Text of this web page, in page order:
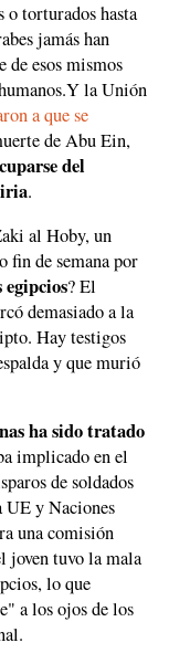
o torturados hasta
jamás han
de esos mismos
la Unión
a que se
de Abu Ein,
del
.
al Hoby, un
fin de semana por
? El
demasiado a la
Hay testigos
y que murió
ha sido tratado
implicado en el
de soldados
y Naciones
una comisión
joven tuvo la mala
lo que
a los ojos de los